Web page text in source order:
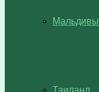
Мальдивы
Таиланд